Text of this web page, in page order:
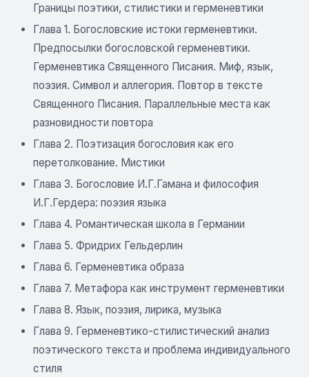
Границы поэтики, стилистики и герменевтики
Глава 1. Богословские истоки герменевтики.
Предпосылки богословской герменевтики.
Герменевтика Священного Писания. Миф, язык,
поэзия. Символ и аллегория. Повтор в тексте
Священного Писания. Параллельные места как
разновидности повтора
Глава 2. Поэтизация богословия как его
перетолкование. Мистики
Глава 3. Богословие И.Г.Гамана и философия
И.Г.Гердера: поэзия языка
Глава 4. Романтическая школа в Германии
Глава 5. Фридрих Гельдерлин
Глава 6. Герменевтика образа
Глава 7. Метафора как инструмент герменевтики
Глава 8. Язык, поэзия, лирика, музыка
Глава 9. Герменевтико-стилистический анализ
поэтического текста и проблема индивидуального
стиля